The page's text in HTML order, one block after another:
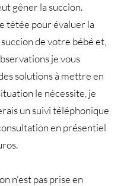
gêner la succion.
tétée pour évaluer la
de votre bébé et,
je vous
solutions à mettre en
le nécessite, je
un suivi téléphonique
en présentiel
n'est pas prise en